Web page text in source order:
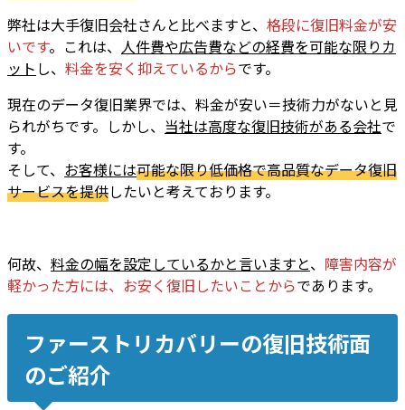
弊社は大手復旧会社さんと比べますと、 格段に復旧料金が安
いです。これは、 人件費や広告費などの経費を可能な限りカ
ット し、 料金を安く抑えているからです。
現在のデータ復旧業界では、料金が安い＝技術力がないと見
られがちです。しかし、 当社は高度な復旧技術がある会社で
す。
そして、 お客様には可能な限り低価格で高品質なデータ復旧
サービスを提供したいと考えております。
何故、 料金の幅を設定しているかと言いますと、 障害内容が
軽かった方には、お安く復旧したいことからであります。
ファーストリカバリーの復旧技術面
のご紹介